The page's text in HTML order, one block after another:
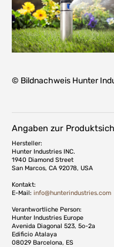
© Bildnachweis Hunter
Angaben zur
Hersteller:
Hunter Industries INC.
1940 Diamond Street
San Marcos, CA 92078, USA
Kontakt:
E-Mail: info@hunterindustries.com
Verantwortliche Person:
Hunter Industries Europe
Avenida Diagonal 523, 5o-2a
Edificio Atalaya
08029 Barcelona, ES